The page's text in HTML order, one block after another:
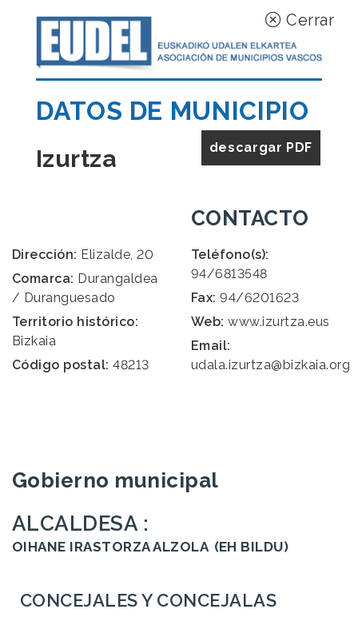
Cerrar
DATOS DE MUNICIPIO
descargar PDF
Izurtza
Dirección: Elizalde, 20
Comarca: Durangaldea
/ Duranguesado
Territorio histórico:
Bizkaia
Código postal: 48213
CONTACTO
Teléfono(s):
94/6813548
Fax: 94/6201623
Web: www.izurtza.eus
Email:
udala.izurtza@bizkaia.org
Gobierno municipal
ALCALDESA :
OIHANE IRASTORZA ALZOLA (EH BILDU)
CONCEJALES Y CONCEJALAS